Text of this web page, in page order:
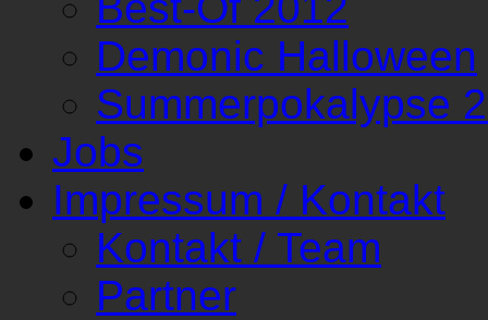
Demonic Halloween
Summerpokalypse
Jobs
Impressum / Kontakt
Kontakt / Team
Partner